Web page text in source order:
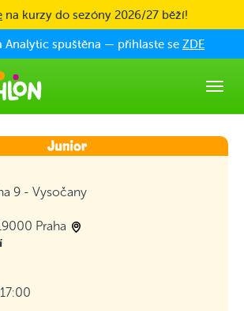
na kurzy do sezóny 2026/27 běží!
Analytic spuštěna — přihlaste se ZDE
9 - Vysočany
Praha